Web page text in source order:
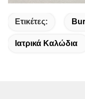
Ετικέτες:
Ιατρικά Καλώδια